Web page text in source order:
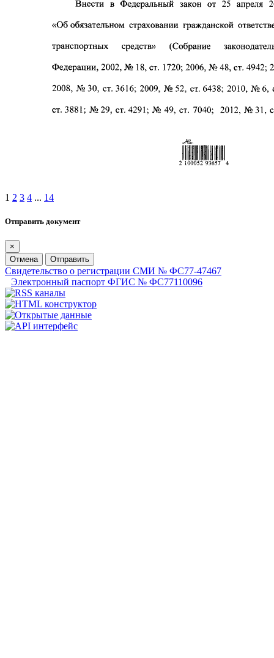
1 2 3 4 ... 14
Отправить документ
×
Отмена
Отправить
Свидетельство о регистрации СМИ № ФС77-47467
Электронный паспорт ФГИС № ФС77110096